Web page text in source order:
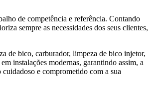
de competência e referência. Contando
sempre as necessidades dos seus clientes,
de bico, carburador, limpeza de bico injetor,
instalações modernas, garantindo assim, a
e comprometido com a sua